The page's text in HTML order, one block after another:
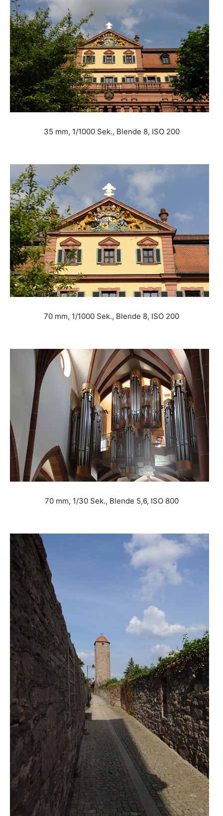
35 mm, 1/1000 Sek., Blende 8, ISO 200
70 mm, 1/1000 Sek., Blende 8, ISO 200
70 mm, 1/30 Sek., Blende 5,6, ISO 800